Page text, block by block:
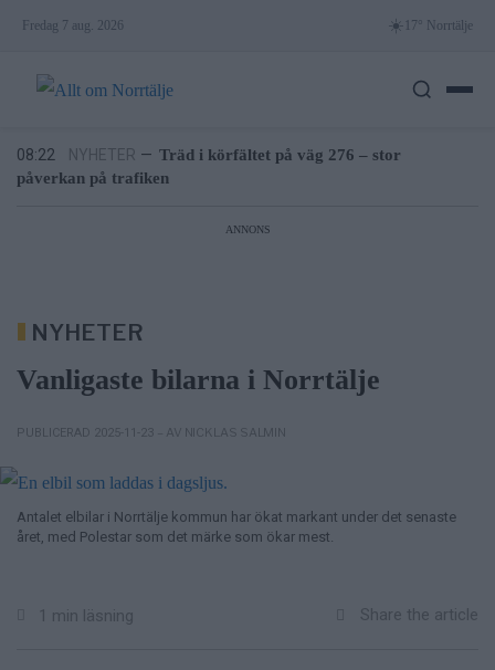
content
Fredag 7 aug. 2026 ☀️ 17° Norrtälje
Efter skadegörelsen – vattenrutschkanan
den som drabbas
7/8
NYHETER — Lukas Söderholm gör egen konsert på
Roslagsteatern
ANNONS
NYHETER
Vanligaste bilarna i Norrtälje
PUBLICERAD 2025-11-23 – AV NICKLAS SALMIN
Antalet elbilar i Norrtälje kommun har ökat markant under det senaste
året, med Polestar som det märke som ökar mest.
1 min läsning Share the article